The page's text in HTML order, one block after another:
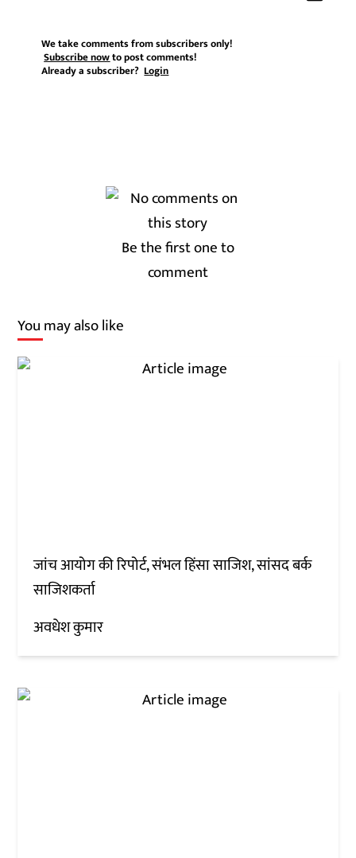
We take comments from subscribers only!
Subscribe nowto post comments!
Already a subscriber?Login
Be the first one to
comment
You may also like
जांच आयोग की रिपोर्ट, संभल हिंसा साजिश, सांसद बर्क
साजिशकर्ता
अवधेश कुमार